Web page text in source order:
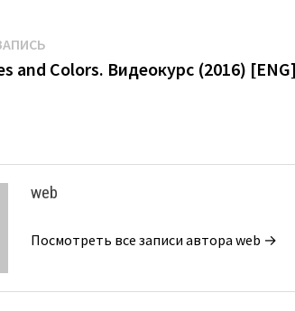
запись:
and Colors. Видеокурс (2016) [ENG]
web
Посмотреть все записи автора web →